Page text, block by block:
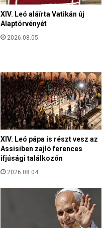
XIV. Leó aláírta Vatikán új
Alaptörvényét
2026.08.05.
XIV. Leó pápa is részt vesz az
Assisiben zajló ferences
ifjúsági találkozón
2026.08.04.